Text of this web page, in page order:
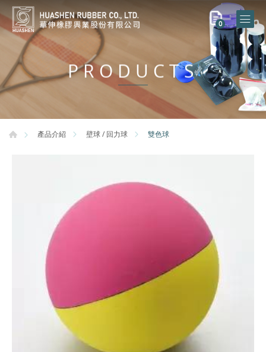
0
PRODUCTS
產品介紹 壁球 / 回力球 雙色球